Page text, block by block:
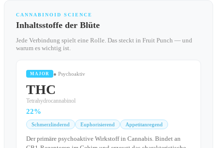
CANNABINOID SCIENCE
Inhaltsstoffe der Blüte
Jede Verbindung spielt eine Rolle. Das steckt in Fruit Punch — und
warum es wichtig ist.
MAJOR ● Psychoaktiv
THC
Tetrahydrocannabinol
22%
Schmerzlindernd Euphorisierend Appetitanregend
Der primäre psychoaktive Wirkstoff in Cannabis. Bindet an